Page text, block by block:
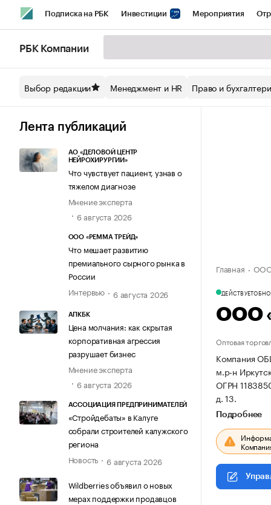
Подписка на РБК Инвестиции Мероприятия
Спецпроекты СПб Конференции СПб Спецпроекты
Технологии и медиа
РБК Компании
Выбор редакции Менеджмент и HR Право и
Лента публикаций
АО «ДЕЛОВОЙ ЦЕНТР
НЕЙРОХИРУРГИИ»
Что чувствует пациент, узнав о
тяжелом диагнозе
Мнение эксперта
6 августа 2026
ООО «РЕММА ТРЕЙД»
Что мешает развитию
премиального сырного рынка в
России
Интервью
6 августа 2026
АПКБК
Цена молчания: как скрытая
корпоративная агрессия
разрушает бизнес
Мнение эксперта
6 августа 2026
АССОЦИАЦИЯ ПРЕДПРИНИМАТЕЛЕЙ
«Стройдебаты» в Калуге
собрали строителей калужского
региона
Новость
6 августа 2026
Wildberries объявил о новых
мерах поддержки продавцов
Главная ООО
ДЕЙСТВУЕТ
ООО
Оптовая
Компания
м.р-н
ОГРН
д. 13.
Подробнее